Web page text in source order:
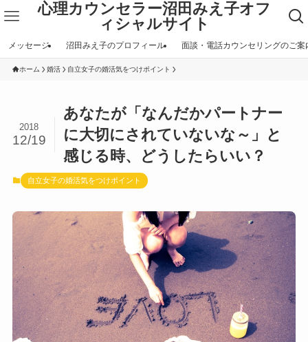
心理カウンセラー沼田みえ子オフ
ィシャルサイト
メッセージ 沼田みえ子のプロフィール 面談・電話カウンセリングのご案
ホーム 婚活 自立女子の婚活気をつけポイント
あなたが「なんだかパートナー
に大切にされていないな～」と
感じる時、どうしたらいい？
2018
12/19
自立女子の婚活気をつけポイント